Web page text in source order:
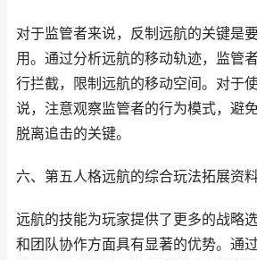
对于监管者来说，反制远航的关键是
用。通过分析远航的移动轨迹，监管
行拦截，限制远航的移动空间。对于
说，注意观察监管者的行为模式，避
脱离追击的关键。
六、第五人格远航的综合玩法拓展资
远航的技能为玩家提供了更多的战略
和团队协作方面具有显著的优势。通